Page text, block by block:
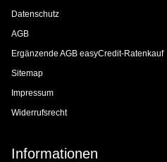
Datenschutz
AGB
Ergänzende AGB easyCredit-Ratenkauf
Sitemap
Impressum
Widerrufsrecht
Informationen